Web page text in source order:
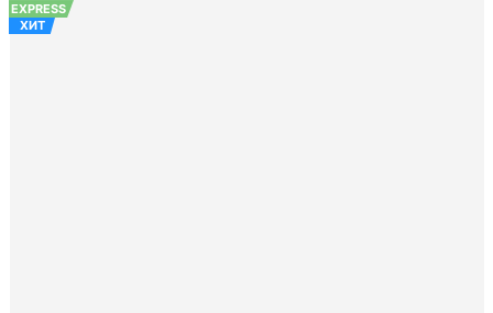
EXPRESS
ХИТ